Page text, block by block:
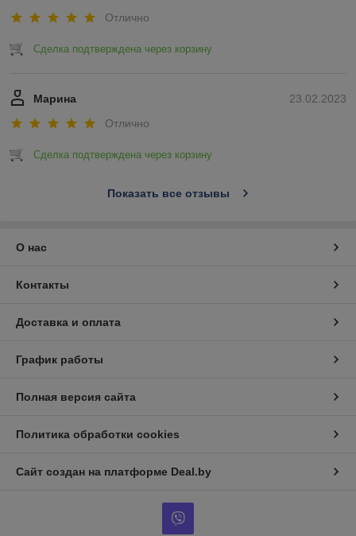
Отлично
Сделка подтверждена через корзину
23.02.2023
Марина
Отлично
Сделка подтверждена через корзину
Показать все отзывы
О нас
Контакты
Доставка и оплата
График работы
Полная версия сайта
Политика обработки cookies
Сайт создан на платформе Deal.by